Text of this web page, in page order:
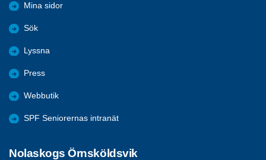
Mina sidor
Sök
Lyssna
Press
Webbutik
SPF Seniorernas intranät
Nolaskogs Örnsköldsvik